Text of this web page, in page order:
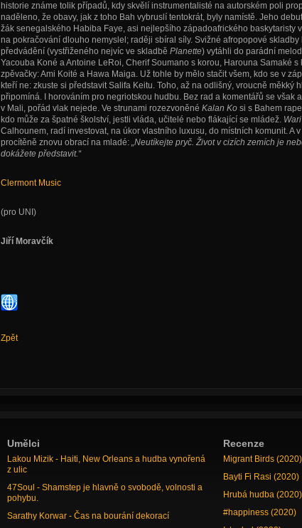
historie známe tolik případů, kdy skvělí instrumentalisté na autorském poli
naděleno, že obavy, jak z toho Bah vybruslí tentokrát, byly namístě. Jeho
žák senegalského Habiba Faye, asi nejlepšího západoafrického baskytaristy
na pokračování dlouho nemyslel; raději sbíral síly. Svižné afropopové
předvádění (vystřiženého nejvíc ve skladbě Planette) vytáhli do parádní
Yacouba Koné a Antoine LeRoi, Cherif Soumano s korou, Harouna Samaké
zpěvačky: Ami Koité a Hawa Maiga. Už tohle by mělo stačit všem, kdo se v
kteří ne: zkuste si představit Salifa Keitu. Toho, až na odlišný, vroucně měkký
připomíná. I horováním pro negriotskou hudbu. Bez rad a komentářů se však
v Mali, pořád vlak nejede. Ve strunami rozezvoněné Kalan Kosi s Bahem
kdo může za špatné školství, jestli vláda, učitelé nebo flákající se mládež.
Calhounem, radí investovat, na úkor vlastního luxusu, do místních komunit. A
procítěně znovu obrací na mladé: „Neutíkejte pryč. Život v cizích zemích je
dokážete představit.“
Clermont Music
(pro UNI)
Jiří Moravčík
Zpět
Umělci
Lakou Mizik - Haiti, New Orleans a hudba vynořená
z ulic
47Soul - Shamstep je hlavně o svobodě, volnosti a
pohybu.
Sarathy Korwar - Čas na bourání dekorací
Recenze
Migrant Birds (2020)
Bayti Fi Rasi (2020)
Hrubá hudba (2020)
#happiness (2020)